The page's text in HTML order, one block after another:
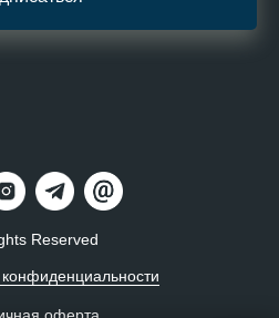
Reserved
конфиденциальности
оферта